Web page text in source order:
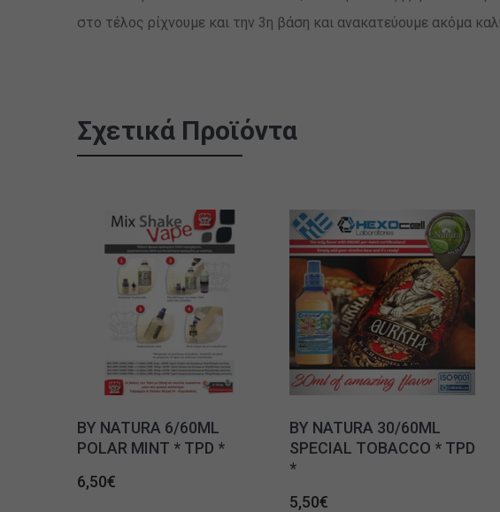
στο τέλος ρίχνουμε και την 3η βάση και ανακατεύουμε ακόμα
Σχετικά Προϊόντα
BY NATURA 6/60ML
POLAR MINT * TPD *
6,50€
BY NATURA 30/60ML
SPECIAL TOBACCO * TPD
*
5,50€